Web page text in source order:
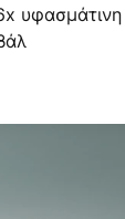
υφασμάτινη